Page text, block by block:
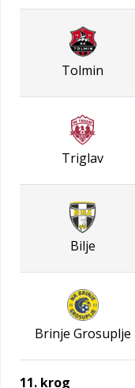
Tolmin
Triglav
Bilje
Brinje Grosuplje
11. krog